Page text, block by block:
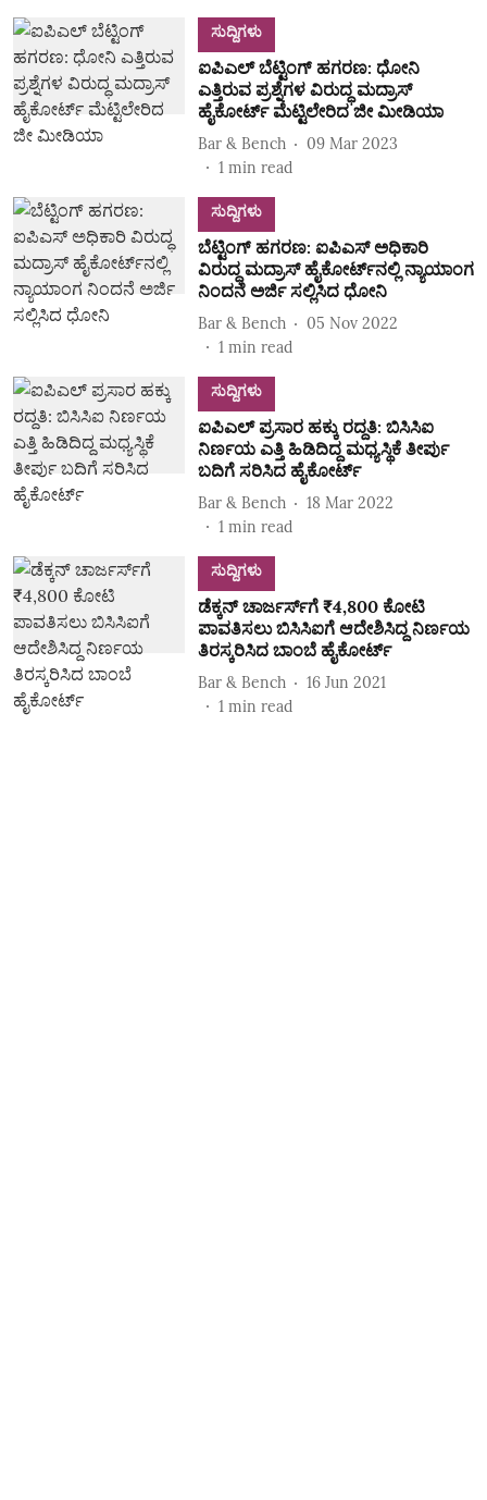
ಸುದ್ದಿಗಳು
ಐಪಿಎಲ್ ಬೆಟ್ಟಿಂಗ್ ಹಗರಣ: ಧೋನಿ
ಎತ್ತಿರುವ ಪ್ರಶ್ನೆಗಳ ವಿರುದ್ಧ ಮದ್ರಾಸ್
ಹೈಕೋರ್ಟ್‌ ಮೆಟ್ಟಿಲೇರಿದ ಜೀ ಮೀಡಿಯಾ
Bar & Bench
09 Mar 2023
1 min read
ಸುದ್ದಿಗಳು
ಬೆಟ್ಟಿಂಗ್ ಹಗರಣ: ಐಪಿಎಸ್ ಅಧಿಕಾರಿ
ವಿರುದ್ಧ ಮದ್ರಾಸ್ ಹೈಕೋರ್ಟ್‌ನಲ್ಲಿ ನ್ಯಾಯಾಂಗ
ನಿಂದನೆ ಅರ್ಜಿ ಸಲ್ಲಿಸಿದ ಧೋನಿ
Bar & Bench
05 Nov 2022
1 min read
ಸುದ್ದಿಗಳು
ಐಪಿಎಲ್‌ ಪ್ರಸಾರ ಹಕ್ಕು ರದ್ದತಿ: ಬಿಸಿಸಿಐ
ನಿರ್ಣಯ ಎತ್ತಿ ಹಿಡಿದಿದ್ದ ಮಧ್ಯಸ್ಥಿಕೆ ತೀರ್ಪು
ಬದಿಗೆ ಸರಿಸಿದ ಹೈಕೋರ್ಟ್‌
Bar & Bench
18 Mar 2022
1 min read
ಸುದ್ದಿಗಳು
ಡೆಕ್ಕನ್‌ ಚಾರ್ಜರ್ಸ್‌ಗೆ ₹4,800 ಕೋಟಿ
ಪಾವತಿಸಲು ಬಿಸಿಸಿಐಗೆ ಆದೇಶಿಸಿದ್ದ ನಿರ್ಣಯ
ತಿರಸ್ಕರಿಸಿದ ಬಾಂಬೆ ಹೈಕೋರ್ಟ್‌
Bar & Bench
16 Jun 2021
1 min read